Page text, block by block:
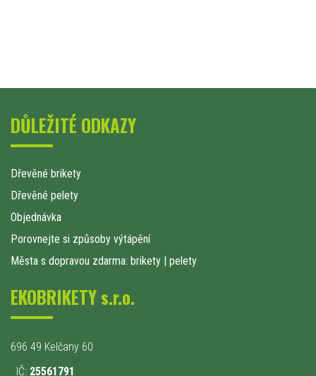
DŮLEŽITÉ ODKAZY
Dřevěné brikety
Dřevěné pelety
Objednávka
Porovnejte si způsoby výtápění
Města s dopravou zdarma: brikety | pelety
EKOBRIKETY s.r.o.
696 49 Kelčany 60
IČ: 25561791